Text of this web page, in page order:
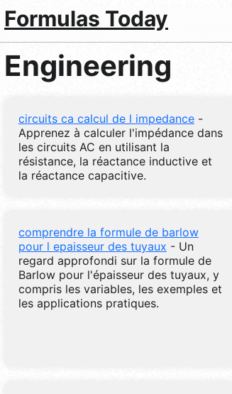
Formulas Today
Engineering
circuits ca calcul de l impedance -
Apprenez à calculer l'impédance dans
les circuits AC en utilisant la
résistance, la réactance inductive et
la réactance capacitive.
comprendre la formule de barlow
pour l epaisseur des tuyaux - Un
regard approfondi sur la formule de
Barlow pour l'épaisseur des tuyaux, y
compris les variables, les exemples et
les applications pratiques.